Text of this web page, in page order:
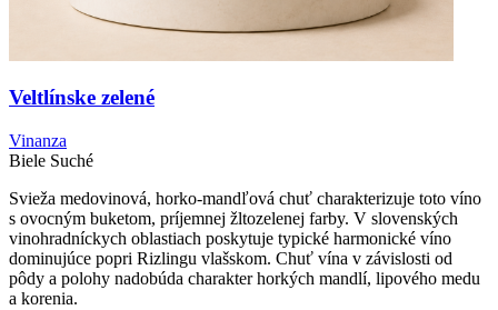
Veltlínske zelené
Vinanza
Biele Suché
Svieža medovinová, horko-mandľová chuť charakterizuje toto víno
s ovocným buketom, príjemnej žltozelenej farby. V slovenských
vinohradníckych oblastiach poskytuje typické harmonické víno
dominujúce popri Rizlingu vlašskom. Chuť vína v závislosti od
pôdy a polohy nadobúda charakter horkých mandlí, lipového medu
a korenia.